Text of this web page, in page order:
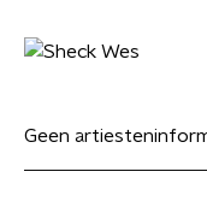
Geen